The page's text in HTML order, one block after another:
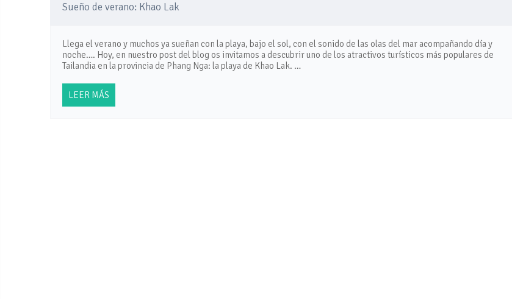
Sueño de verano: Khao Lak
Llega el verano y muchos ya sueñan con la playa, bajo el sol, con el sonido de las olas del mar acompañando día y
noche…. Hoy, en nuestro post del blog os invitamos a descubrir uno de los atractivos turísticos más populares de
Tailandia en la provincia de Phang Nga: la playa de Khao Lak. …
LEER MÁS